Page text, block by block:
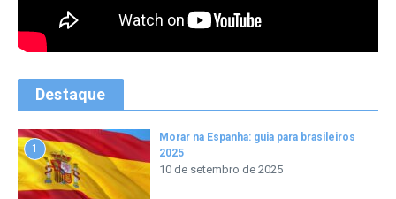
Destaque
1
Morar na Espanha: guia para brasileiros
2025
10 de setembro de 2025